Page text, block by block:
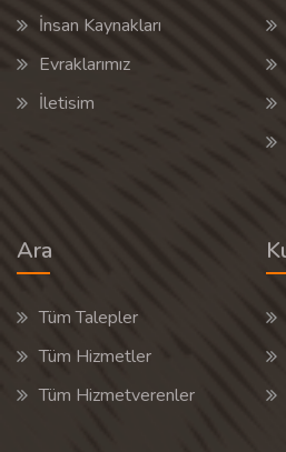
İnsan Kaynakları
Evraklarımız
İletisim
Ara
Tüm Talepler
Tüm Hizmetler
Tüm Hizmetverenler